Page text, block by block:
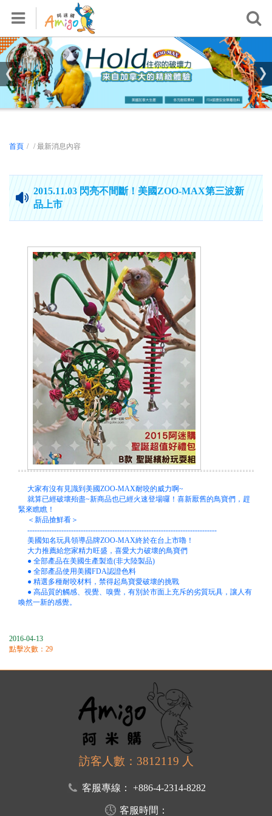
首頁
關於我們
產品專區
活動專區
鸚鵡飼養知識區
銷售據點
常見問題
登入/註冊
阿迷購粉絲團
首頁 / / 最新消息內容
2015.11.03 閃亮不間斷！美國ZOO-MAX第三波新
品上市
大家有沒有見識到美國ZOO-MAX耐咬的威力啊~
就算已經破壞殆盡~新商品也已經火速登場囉！喜新厭舊的鳥寶們，趕
緊來瞧瞧！
＜新品搶鮮看＞
------------------------------------------------------------------------------
美國知名玩具領導品牌ZOO-MAX終於在台上市嚕！
大力推薦給您家精力旺盛，喜愛大力破壞的鳥寶們
● 全部產品在美國生產製造(非大陸製品)
● 全部產品使用美國FDA認證色料
● 精選多種耐咬材料，禁得起鳥寶愛破壞的挑戰
● 高品質的觸感、視覺、嗅覺，有別於市面上充斥的劣質玩具，讓人有
喚然一新的感覺。
2016-04-13
點擊次數：29
訪客人數：3812119 人
客服專線： +886-4-2314-8282
客服時間：